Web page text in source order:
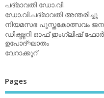
പദ്മാവതി ഡോ.വി.
ഡോ.വി.പദ്മാവതി അന്തരിച്ചു
നിയമസഭ പുസ്തകോത്സവം
ഡിക്ഷ്ണറി ഓഫ് ഇംഗ്ലിഷ്
ഉപോദ്ഘാതം
വേറാക്കൂറ്
Pages